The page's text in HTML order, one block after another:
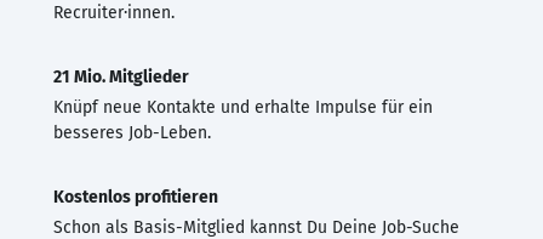
Recruiter·innen.
21 Mio. Mitglieder
Knüpf neue Kontakte und erhalte Impulse für ein
besseres Job-Leben.
Kostenlos profitieren
Schon als Basis-Mitglied kannst Du Deine Job-Suche